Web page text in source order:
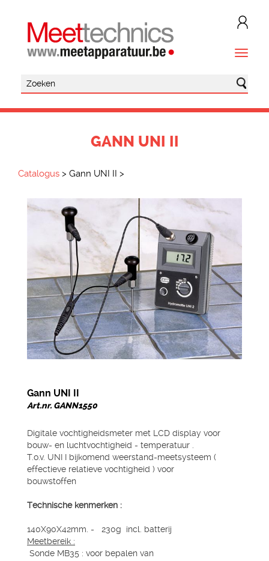
GANN UNI II
Catalogus > Gann UNI II >
Gann UNI II
Art.nr. GANN1550
Digitale vochtigheidsmeter met LCD display voor
bouw- en luchtvochtigheid - temperatuur .
T.o.v. UNI I bijkomend weerstand-meetsysteem (
effectieve relatieve vochtigheid ) voor
bouwstoffen
Technische kenmerken :
140X90X42mm. - 230g incl. batterij
Meetbereik :
Sonde MB35 : voor bepalen van